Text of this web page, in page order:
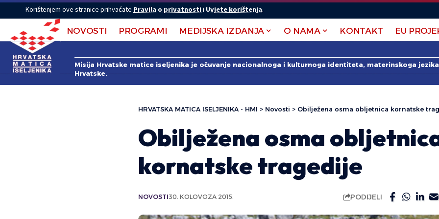
Korištenjem ove stranice prihvaćate Pravila o privatnostii Uvjete korištenja.
NOVOSTI PROGRAMI MEDIJSKA IZDANJA O NAMA KONTAKT EU
Misija Hrvatske matice iseljenika je očuvanje nacionalnoga i kulturnoga identiteta, materinskoga
Hrvatske.
HRVATSKA MATICA ISELJENIKA - HMI > Novosti > Obilježena osma obljetnica kornatske
Obilježena osma
kornatske tragedije
NOVOSTI30. KOLOVOZA 2015. PODIJELI